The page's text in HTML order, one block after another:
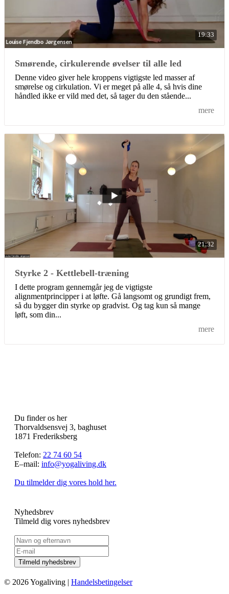
19:33
Smørende, cirkulerende øvelser til alle led
Denne video giver hele kroppens vigtigste led masser af
smørelse og cirkulation. Vi er meget på alle 4, så hvis dine
håndled ikke er vild med det, så tager du den stående...
mere
21:32
Styrke 2 - Kettlebell-træning
I dette program gennemgår jeg de vigtigste
alignmentprincipper i at løfte. Gå langsomt og grundigt frem,
så du bygger din styrke op gradvist. Og tag kun så mange
løft, som din...
mere
Du finder os her
Thorvaldsensvej 3, baghuset
1871 Frederiksberg
Telefon: 22 74 60 54
E–mail: info@yogaliving.dk
Du tilmelder dig vores hold her.
Nyhedsbrev
Tilmeld dig vores nyhedsbrev
© 2026 Yogaliving | Handelsbetingelser